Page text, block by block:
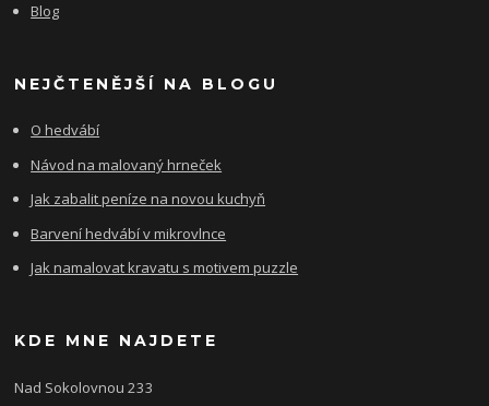
Blog
NEJČTENĚJŠÍ NA BLOGU
O hedvábí
Návod na malovaný hrneček
Jak zabalit peníze na novou kuchyň
Barvení hedvábí v mikrovlnce
Jak namalovat kravatu s motivem puzzle
KDE MNE NAJDETE
Nad Sokolovnou 233